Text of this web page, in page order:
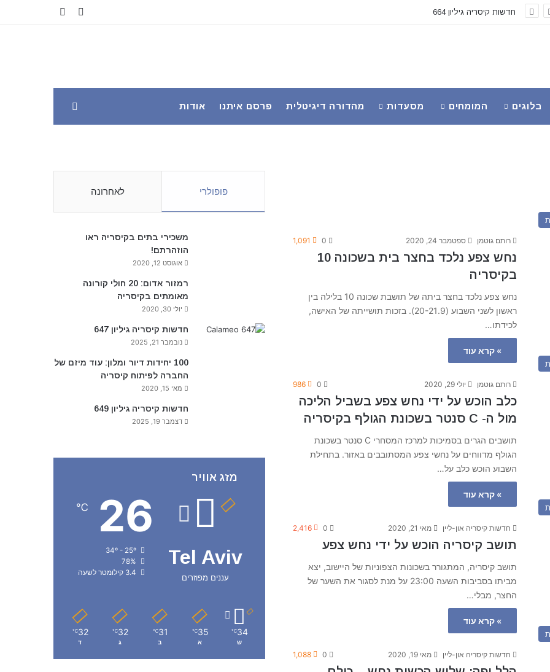
חדשות קיסריה גיליון 664 Facebook
בלוגים המומחים מסעדות מהדורה דיגיטלית פרסם איתנו אודות
רותם גוטמן ספטמבר 24, 2020 0
1,091
נחש צפע נלכד בחצר בית בשכונה 10
בקיסריה
נחש צפע נלכד בחצר ביתה של תושבת שכונה 10 בלילה בין
ראשון לשני השבוע (20-21.9). בזכות תושייתה של האישה,
לכידתו…
» קרא עוד
רותם גוטמן יולי 29, 2020 0
986
כלב הוכש על ידי נחש צפע בשביל הליכה
מול ה- C סנטר בשכונת הגולף בקיסריה
תושבים הגרים בסמיכות למרכז המסחרי C סנטר בשכונת
הגולף מדווחים על נחשי צפע המסתובבים באזור. בתחילת
השבוע הוכש כלב על…
» קרא עוד
חדשות קיסריה און-ליין מאי 21, 2020 0
2,416
תושב קיסריה הוכש על ידי נחש צפע
תושב קיסריה, המתגורר בשכונות הצפוניות של היישוב, יצא
מביתו בסביבות השעה 23:00 על מנת לסגור את השער של
החצר, מבלי…
» קרא עוד
חדשות קיסריה און-ליין מאי 19, 2020 0
1,088
פופולרי לאחרונה
משכירי בתים בקיסריה ראו
הוזהרתם!
אוגוסט 12, 2020
רמזור אדום: 20 חולי קורונה
מאומתים בקיסריה
יולי 30, 2020
חדשות קיסריה גיליון 647
נובמבר 21, 2025
100 יחידות דיור ומלון: עוד מיזם של
החברה לפיתוח קיסריה
מאי 15, 2020
חדשות קיסריה גיליון 649
דצמבר 19, 2025
מזג אוויר
Tel Aviv
עננים מפוזרים
26
℃
34º - 25º
78%
3.4 קילומטר לשעה
34
℃
ש
35
℃
א
31
℃
ב
32
℃
ג
32
℃
ד